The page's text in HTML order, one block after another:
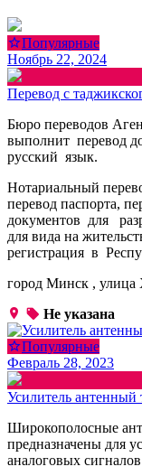
Популярные
Ноябрь 22, 2024
Перевод с
Бюро переводов
выполнит перевод
русский язык.
Нотариальный
перевод паспорта,
документов для
для вида на
регистрация в
город Минск ,
Не указана
Популярные
Февраль 28, 2023
Усилитель
Широкополосные
предназначены для
аналоговых